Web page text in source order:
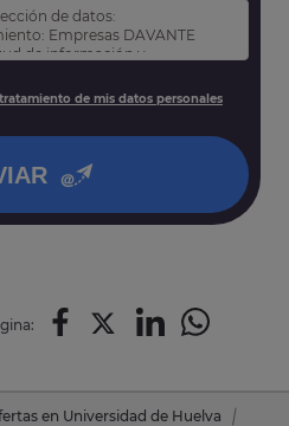
de datos:
Empresas DAVANTE
de información y
y suprimir sus datos,
y como se explica en nuestra
de mis datos personales
en Universidad de Huelva